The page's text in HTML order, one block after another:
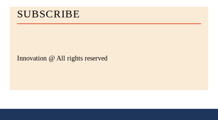
SUBSCRIBE
Innovation @ All rights reserved